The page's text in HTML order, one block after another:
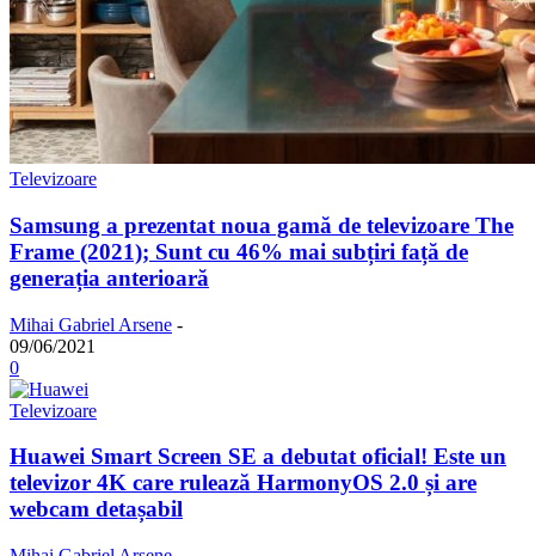
Televizoare
Samsung a prezentat noua gamă de televizoare The
Frame (2021); Sunt cu 46% mai subțiri față de
generația anterioară
Mihai Gabriel Arsene -
09/06/2021
0
Televizoare
Huawei Smart Screen SE a debutat oficial! Este un
televizor 4K care rulează HarmonyOS 2.0 și are
webcam detașabil